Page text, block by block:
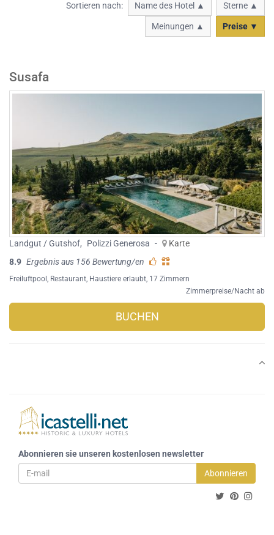
Sortieren nach: Name des Hotel ▲ Sterne ▲
Meinungen ▲ Preise ▼
Susafa
Landgut / Gutshof, Polizzi Generosa -
Karte
8.9 Ergebnis aus 156 Bewertung/en
Freiluftpool Restaurant Haustiere erlaubt , 17 Zimmern
Zimmerpreise/Nacht ab
BUCHEN
Abonnieren sie unseren kostenlosen newsletter
Abonnieren